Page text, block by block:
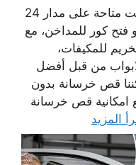
خدمات شركة قص خرسانة الكويت متاحة على مدار 24
فتح كور للمداخن، مع
للمكيفات،
من قبل أفضل
قص خرسانة بدون
امكانية قص خرسانة
المزيد